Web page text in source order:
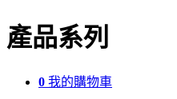
產品系列
0 我的購物車